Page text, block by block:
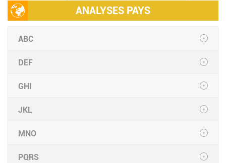
ANALYSES PAYS
ABC
DEF
GHI
JKL
MNO
PQRS